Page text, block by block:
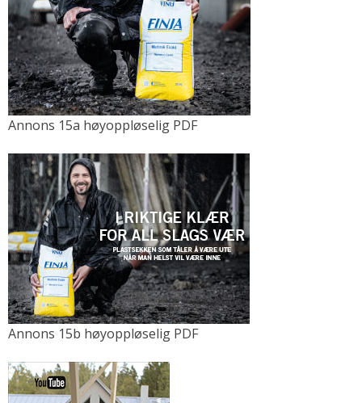
Annons 15a høyoppløselig PDF
Annons 15b høyoppløselig PDF